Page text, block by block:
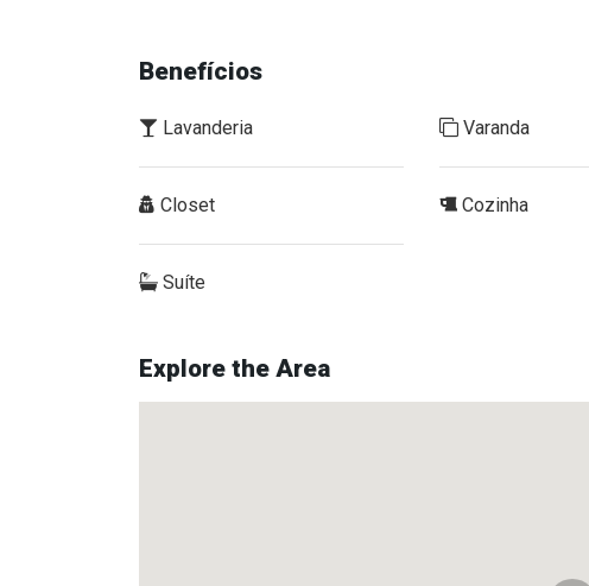
Benefícios
Lavanderia Varanda
Closet Cozinha
Suíte
Explore the Area